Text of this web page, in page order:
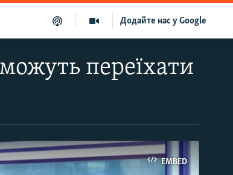
Додайте нас у Google
можуть переїхати
EMBED